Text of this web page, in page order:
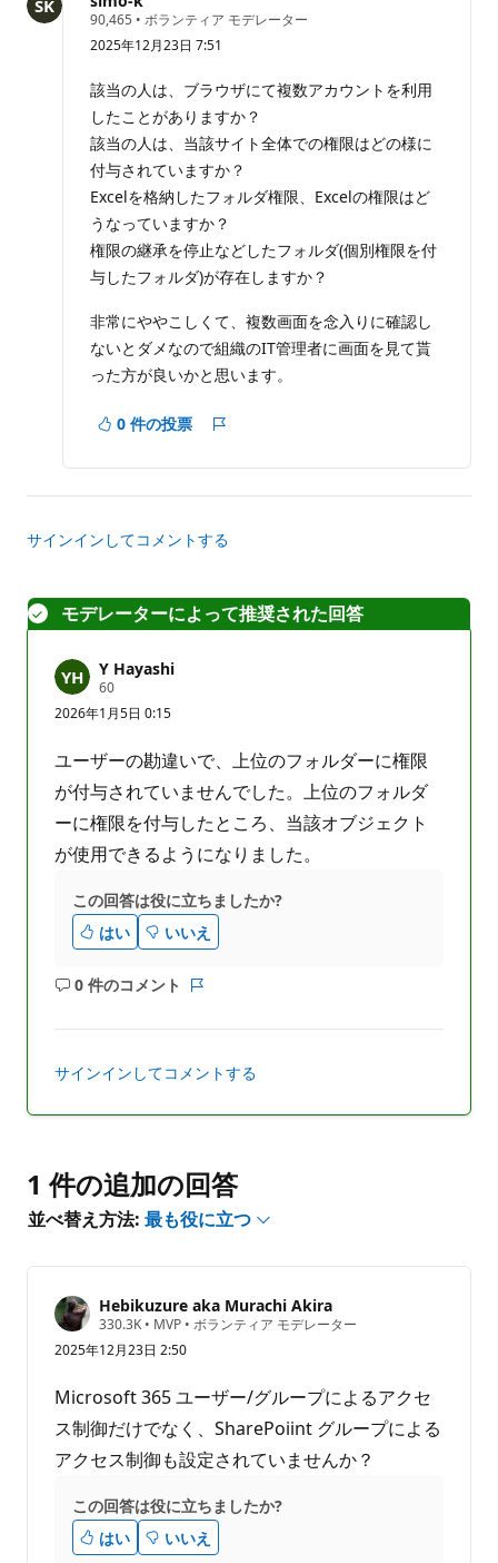
90,465 評
の
イ
ン
ト
• ボランティア モデレーター
2025年12月23日 7:51
該当の人は、ブラウザにて複数アカウントを利用
したことがありますか？
該当の人は、当該サイト全体での権限はどの様に
付与されていますか？
Excelを格納したフォルダ権限、Excelの権限はど
うなっていますか？
権限の継承を停止などしたフォルダ(個別権限を付
与したフォルダ)が存在しますか？
非常にややこしくて、複数画面を念入りに確認し
ないとダメなので組織のIT管理者に画面を見て貰
った方が良いかと思います。
0 件の投票
レ
ト
サインインしてコメントする
モデレーターによって推奨された回答
Y Hayashi
60評
価
の
ン
ト
2026年1月5日 0:15
ユーザーの勘違いで、上位のフォルダーに権限
が付与されていませんでした。上位のフォルダ
ーに権限を付与したところ、当該オブジェクト
が使用できるようになりました。
この回答は役に立ちましたか?
はい
いいえ
0 件のコメント
コ
ト
あ
せ
ん
レ
ト
サインインしてコメントする
1 件の追加の回答
並べ替え方法: 最も役に立つ
Hebikuzure aka Murachi Akira
330.3K 評
価
の
イ
ン
ト
• MVP • ボランティア モデレーター
2025年12月23日 2:50
Microsoft 365 ユーザー/グループによるアクセ
ス制御だけでなく、SharePoiint グループによる
アクセス制御も設定されていませんか？
この回答は役に立ちましたか?
はい
いいえ